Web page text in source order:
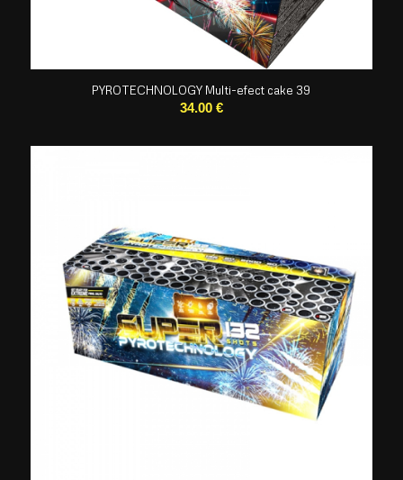
PYROTECHNOLOGY Multi-efect cake 39
34.00 €